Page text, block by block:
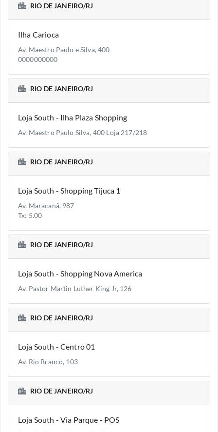
RIO DE JANEIRO/RJ
Ilha Carioca
Av. Maestro Paulo e Silva, 400
0000000000
RIO DE JANEIRO/RJ
Loja South - Ilha Plaza Shopping
Av. Maestro Paulo Silva, 400 Loja 217/218
RIO DE JANEIRO/RJ
Loja South - Shopping Tijuca 1
Av. Maracanã, 987
Tx: 5.00
RIO DE JANEIRO/RJ
Loja South - Shopping Nova America
Av. Pastor Martin Luther King Jr, 126
RIO DE JANEIRO/RJ
Loja South - Centro 01
Av. Rio Branco, 103
RIO DE JANEIRO/RJ
Loja South - Via Parque - POS